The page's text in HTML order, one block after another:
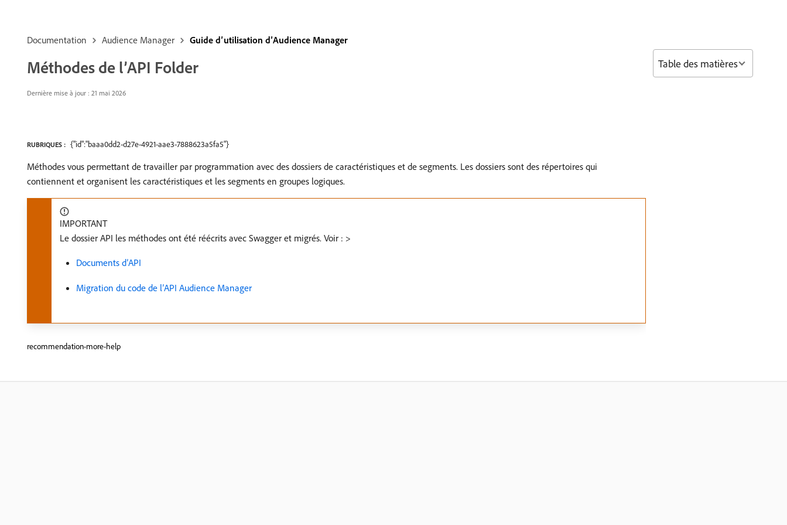
Documentation Audience Manager Guide d’utilisation d’Audience Manager
Méthodes de l’API Folder
Dernière mise à jour : 21 mai 2026
RUBRIQUES : {"id":"baaa0dd2-d27e-4921-aae3-7888623a5fa5"}
Méthodes vous permettant de travailler par programmation avec des dossiers de caractéristiques et de segments. Les dossiers sont des répertoires qui
contiennent et organisent les caractéristiques et les segments en groupes logiques.
IMPORTANT
Le dossier API les méthodes ont été réécrits avec Swagger et migrés. Voir : >
Documents d’API ​
Migration du code de l’API Audience Manager
recommendation-more-help
Table des matières